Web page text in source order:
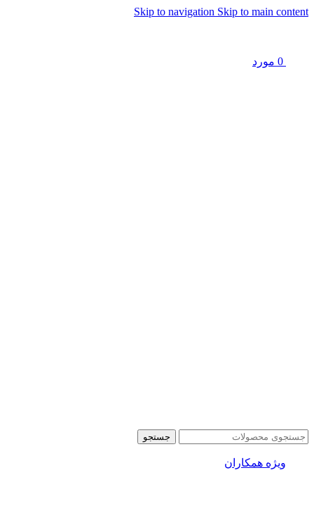
Skip to navigation Skip to main content
0 مورد
جستجو
ویژه همکاران